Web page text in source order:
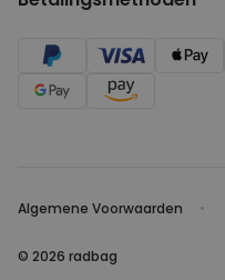
Algemene Voorwaarden
© 2026 radbag